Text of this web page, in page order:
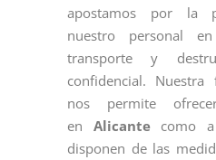
apostamos por la
nuestro personal
transporte y
confidencial.
nos permite
en Alicante como
disponen de las